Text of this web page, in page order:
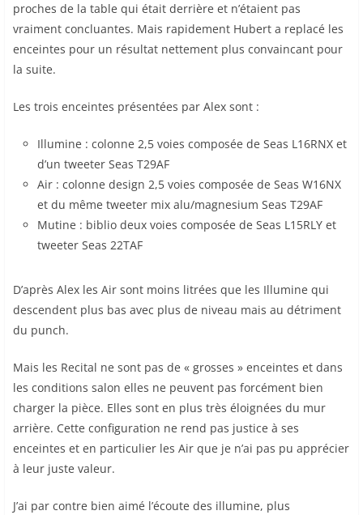
proches de la table qui était derrière et n’étaient pas
vraiment concluantes. Mais rapidement Hubert a replacé les
enceintes pour un résultat nettement plus convaincant pour
la suite.
Les trois enceintes présentées par Alex sont :
Illumine : colonne 2,5 voies composée de Seas L16RNX et
d’un tweeter Seas T29AF
Air : colonne design 2,5 voies composée de Seas W16NX
et du même tweeter mix alu/magnesium Seas T29AF
Mutine : biblio deux voies composée de Seas L15RLY et
tweeter Seas 22TAF
D’après Alex les Air sont moins litrées que les Illumine qui
descendent plus bas avec plus de niveau mais au détriment
du punch.
Mais les Recital ne sont pas de « grosses » enceintes et dans
les conditions salon elles ne peuvent pas forcément bien
charger la pièce. Elles sont en plus très éloignées du mur
arrière. Cette configuration ne rend pas justice à ses
enceintes et en particulier les Air que je n’ai pas pu apprécier
à leur juste valeur.
J’ai par contre bien aimé l’écoute des illumine, plus